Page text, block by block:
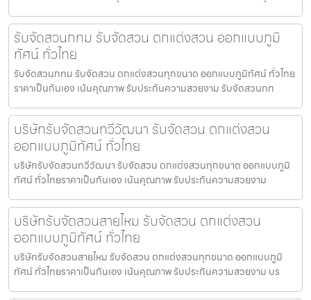
รับจัดสวนกทม รับจัดสวน ตกแต่งสวน ออกแบบภูมิ
ทัศน์ ทั่วไทย
รับจัดสวนกทม รับจัดสวน ตกแต่งสวนทุกขนาด ออกแบบภูมิทัศน์ ทั่วไทย
ราคาเป็นกันเอง เน้นคุณภาพ รับประกันความสวยงาม รับจัดสวนกท
บริษัทรับจัดสวนทวีวัฒนา รับจัดสวน ตกแต่งสวน
ออกแบบภูมิทัศน์ ทั่วไทย
บริษัทรับจัดสวนทวีวัฒนา รับจัดสวน ตกแต่งสวนทุกขนาด ออกแบบภูมิ
ทัศน์ ทั่วไทยราคาเป็นกันเอง เน้นคุณภาพ รับประกันความสวยงาม
บริษัทรับจัดสวนสายไหม รับจัดสวน ตกแต่งสวน
ออกแบบภูมิทัศน์ ทั่วไทย
บริษัทรับจัดสวนสายไหม รับจัดสวน ตกแต่งสวนทุกขนาด ออกแบบภูมิ
ทัศน์ ทั่วไทยราคาเป็นกันเอง เน้นคุณภาพ รับประกันความสวยงาม บร